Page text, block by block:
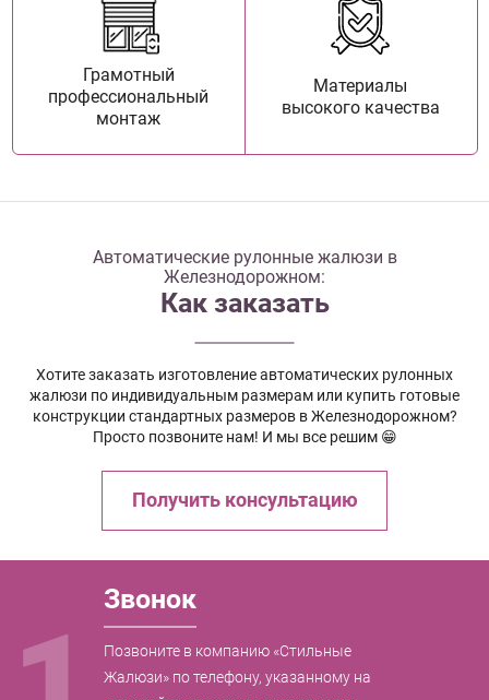
Грамотный
профессиональный
монтаж
Материалы
высокого качества
Автоматические рулонные жалюзи в
Железнодорожном:
Как заказать
Хотите заказать изготовление автоматических рулонных
жалюзи по индивидуальным размерам или купить готовые
конструкции стандартных размеров в Железнодорожном?
Просто позвоните нам! И мы все решим 😁
Получить консультацию
Звонок
Позвоните в компанию «Стильные
Жалюзи» по телефону, указанному на